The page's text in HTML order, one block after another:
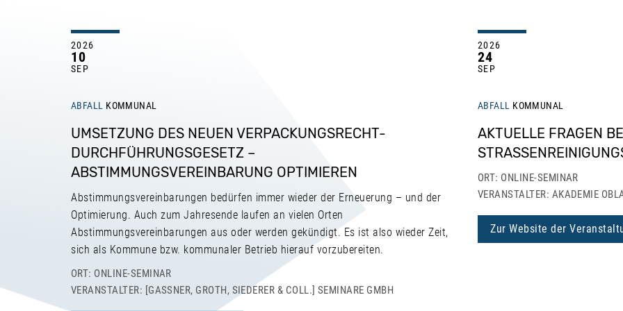
2026
10
SEP
ABFALL KOMMUNAL
UMSETZUNG DES NEUEN VERPACKUNGSRECHT-
DURCHFÜHRUNGSGESETZ –
ABSTIMMUNGSVEREINBARUNG OPTIMIEREN
Abstimmungsvereinbarungen bedürfen immer wieder der Erneuerung – und der
Optimierung. Auch zum Jahresende laufen an vielen Orten
Abstimmungsvereinbarungen aus oder werden gekündigt. Es ist also wieder Zeit,
sich als Kommune bzw. kommunaler Betrieb hierauf vorzubereiten.
ORT: ONLINE-SEMINAR
VERANSTALTER: [GASSNER, GROTH, SIEDERER & COLL.] SEMINARE GMBH
2026
24
SEP
ABFALL KOMMUNAL
AKTUELLE FRAGEN
ORT: ONLINE-SEMINAR
VERANSTALTER: AKADEMIE
Zur Website der